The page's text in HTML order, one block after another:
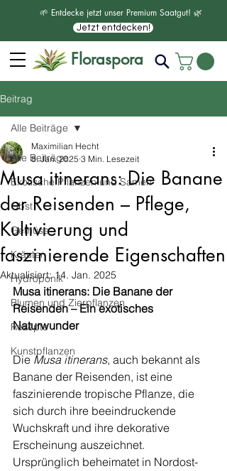
🌱 Entdecke jetzt unser Premium Saatgut! 🌿
Jetzt entdecken!
Floraspora
Beitrag
Alle Beiträge
Exotische Pflanzen und Samen
Obst
Gemüse
Kräuter
Hydroponik
Blumen und Zierpflanzen
Rezepte
Kunstpflanzen
Alle Beiträge
Musa itinerans: Die Banane
der Reisenden – Pflege,
Kultivierung und
faszinierende Eigenschaften
Maximilian Hecht
8. Jan. 2025 3 Min. Lesezeit
Aktualisiert:14. Jan. 2025
Musa itinerans: Die Banane der
Reisenden – Ein exotisches
Naturwunder
Die Musa itinerans, auch bekannt als
Banane der Reisenden, ist eine
faszinierende tropische Pflanze, die
sich durch ihre beeindruckende
Wuchskraft und ihre dekorative
Erscheinung auszeichnet.
Ursprünglich beheimatet in Nordost-